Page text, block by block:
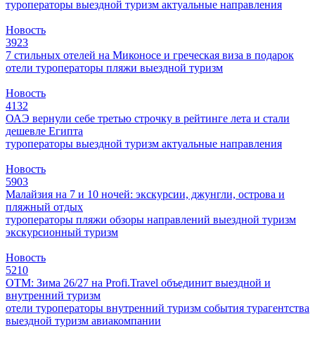
туроператоры выездной туризм актуальные направления
Новость
3923
7 стильных отелей на Миконосе и греческая виза в подарок
отели туроператоры пляжи выездной туризм
Новость
4132
ОАЭ вернули себе третью строчку в рейтинге лета и стали
дешевле Египта
туроператоры выездной туризм актуальные направления
Новость
5903
Малайзия на 7 и 10 ночей: экскурсии, джунгли, острова и
пляжный отдых
туроператоры пляжи обзоры направлений выездной туризм
экскурсионный туризм
Новость
5210
ОТМ: Зима 26/27 на Profi.Travel объединит выездной и
внутренний туризм
отели туроператоры внутренний туризм события турагентства
выездной туризм авиакомпании